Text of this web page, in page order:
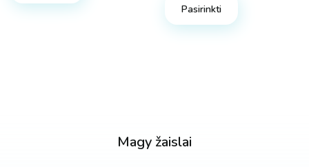
Pasirinkti
Magy žaislai